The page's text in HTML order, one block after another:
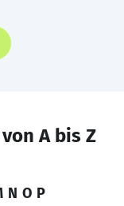
A bis Z
N O P